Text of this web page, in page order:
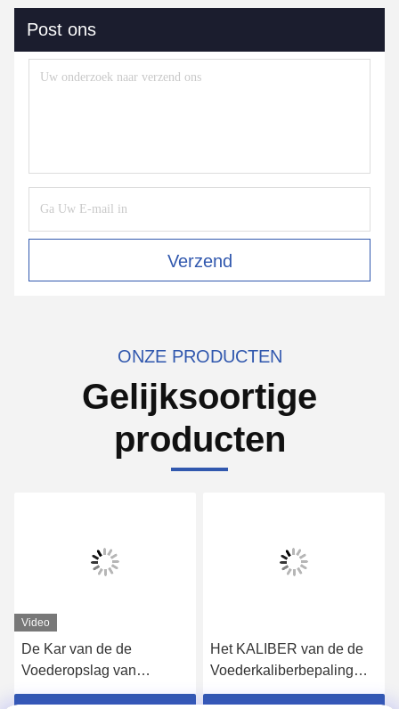
Post ons
Verzend
ONZE PRODUCTEN
Gelijksoortige
producten
Video
De Kar van de de
Voederopslag van
SAMSUNG SM SMT voor
Het KALIBER van de de
Voederkaliberbepaling
van FUJI NXT, Roestvrij